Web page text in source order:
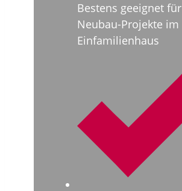
Bestens geeignet für
Neubau-Projekte im
Einfamilienhaus